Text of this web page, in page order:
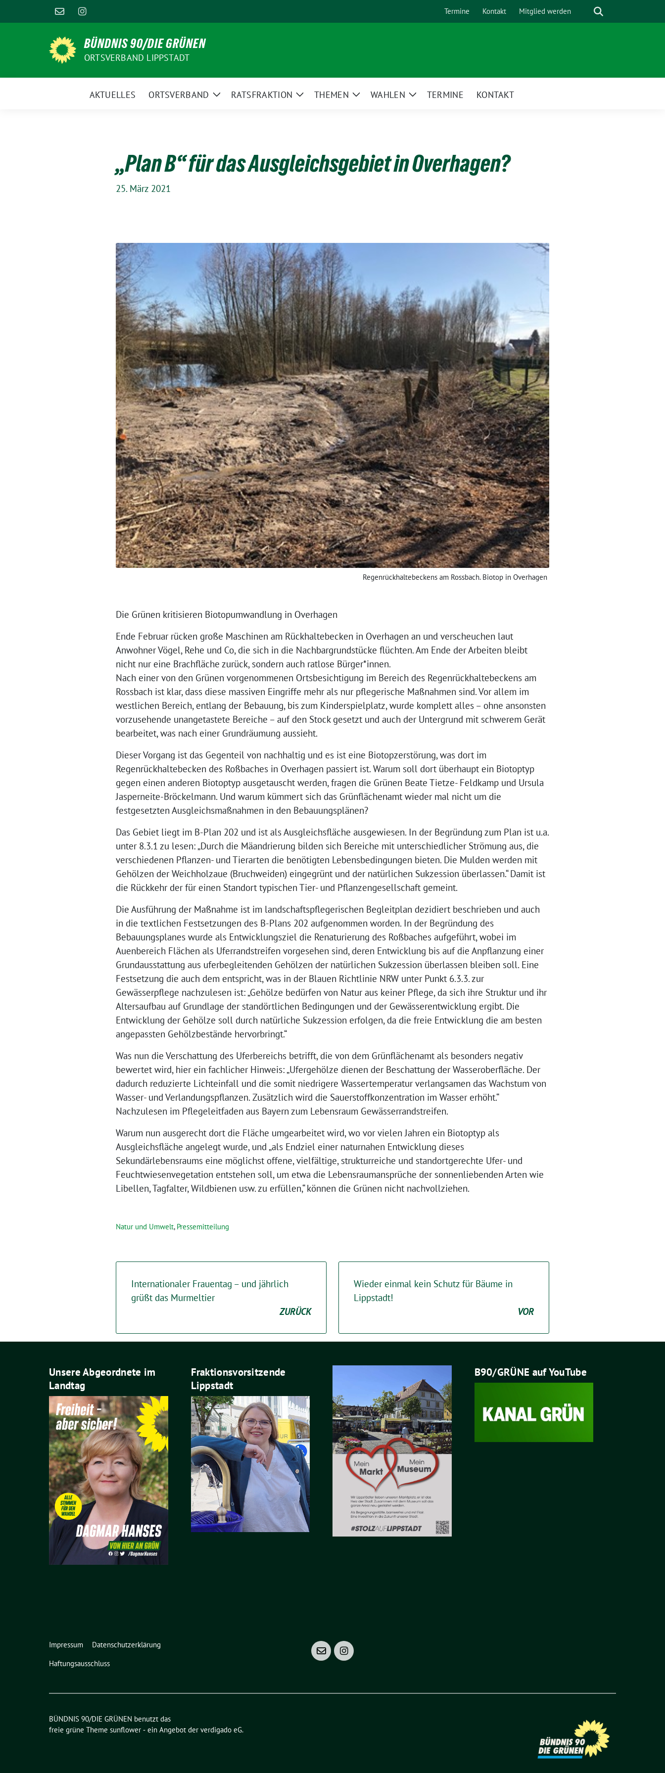
zum
Termine Kontakt Mitglied werden Suche
BÜNDNIS 90/DIE GRÜNEN
ORTSVERBAND LIPPSTADT
AKTUELLES ORTSVERBAND
ZeigeRATSFRAKTION
ZeigeTHEMEN
ZeigeWAHLEN
ZeigeTERMINE KONTAKT
„Plan B“ für das Ausgleichsgebiet in Overhagen?
25. März 2021
Regenrückhaltebeckens am Rossbach. Biotop in Overhagen
Die Grünen kritisieren Biotopumwandlung in Overhagen
Ende Februar rücken große Maschinen am Rückhaltebecken in Overhagen an und verscheuchen laut
Anwohner Vögel, Rehe und Co, die sich in die Nachbargrundstücke flüchten. Am Ende der Arbeiten bleibt
nicht nur eine Brachfläche zurück, sondern auch ratlose Bürger*innen.
Nach einer von den Grünen vorgenommenen Ortsbesichtigung im Bereich des Regenrückhaltebeckens am
Rossbach ist klar, dass diese massiven Eingriffe mehr als nur pflegerische Maßnahmen sind. Vor allem im
westlichen Bereich, entlang der Bebauung, bis zum Kinderspielplatz, wurde komplett alles – ohne ansonsten
vorzusehende unangetastete Bereiche – auf den Stock gesetzt und auch der Untergrund mit schwerem Gerät
bearbeitet, was nach einer Grundräumung aussieht.
Dieser Vorgang ist das Gegenteil von nachhaltig und es ist eine Biotopzerstörung, was dort im
Regenrückhaltebecken des Roßbaches in Overhagen passiert ist. Warum soll dort überhaupt ein Biotoptyp
gegen einen anderen Biotoptyp ausgetauscht werden, fragen die Grünen Beate Tietze- Feldkamp und Ursula
Jasperneite-Bröckelmann. Und warum kümmert sich das Grünflächenamt wieder mal nicht um die
festgesetzten Ausgleichsmaßnahmen in den Bebauungsplänen?
Das Gebiet liegt im B-Plan 202 und ist als Ausgleichsfläche ausgewiesen. In der Begründung zum Plan ist u.a.
unter 8.3.1 zu lesen: „Durch die Mäandrierung bilden sich Bereiche mit unterschiedlicher Strömung aus, die
verschiedenen Pflanzen- und Tierarten die benötigten Lebensbedingungen bieten. Die Mulden werden mit
Gehölzen der Weichholzaue (Bruchweiden) eingegrünt und der natürlichen Sukzession überlassen.“ Damit ist
die Rückkehr der für einen Standort typischen Tier- und Pflanzengesellschaft gemeint.
Die Ausführung der Maßnahme ist im landschaftspflegerischen Begleitplan dezidiert beschrieben und auch
in die textlichen Festsetzungen des B-Plans 202 aufgenommen worden. In der Begründung des
Bebauungsplanes wurde als Entwicklungsziel die Renaturierung des Roßbaches aufgeführt, wobei im
Auenbereich Flächen als Uferrandstreifen vorgesehen sind, deren Entwicklung bis auf die Anpflanzung einer
Grundausstattung aus uferbegleitenden Gehölzen der natürlichen Sukzession überlassen bleiben soll. Eine
Festsetzung die auch dem entspricht, was in der Blauen Richtlinie NRW unter Punkt 6.3.3. zur
Gewässerpflege nachzulesen ist: „Gehölze bedürfen von Natur aus keiner Pflege, da sich ihre Struktur und ihr
Altersaufbau auf Grundlage der standörtlichen Bedingungen und der Gewässerentwicklung ergibt. Die
Entwicklung der Gehölze soll durch natürliche Sukzession erfolgen, da die freie Entwicklung die am besten
angepassten Gehölzbestände hervorbringt.“
Was nun die Verschattung des Uferbereichs betrifft, die von dem Grünflächenamt als besonders negativ
bewertet wird, hier ein fachlicher Hinweis: „Ufergehölze dienen der Beschattung der Wasseroberfläche. Der
dadurch reduzierte Lichteinfall und die somit niedrigere Wassertemperatur verlangsamen das Wachstum von
Wasser- und Verlandungspflanzen. Zusätzlich wird die Sauerstoffkonzentration im Wasser erhöht.“
Nachzulesen im Pflegeleitfaden aus Bayern zum Lebensraum Gewässerrandstreifen.
Warum nun ausgerecht dort die Fläche umgearbeitet wird, wo vor vielen Jahren ein Biotoptyp als
Ausgleichsfläche angelegt wurde, und „als Endziel einer naturnahen Entwicklung dieses
Sekundärlebensraums eine möglichst offene, vielfältige, strukturreiche und standortgerechte Ufer- und
Feuchtwiesenvegetation entstehen soll, um etwa die Lebensraumansprüche der sonnenliebenden Arten wie
Libellen, Tagfalter, Wildbienen usw. zu erfüllen,“ können die Grünen nicht nachvollziehen.
Natur und Umwelt, Pressemitteilung
Internationaler Frauentag – und jährlich
grüßt das Murmeltier
ZURÜCK
Wieder einmal kein Schutz für Bäume in
Lippstadt!
VOR
Unsere Abgeordnete im
Landtag
Fraktionsvorsitzende
Lippstadt
B90/GRÜNE auf YouTube
Impressum
Datenschutzerklärung
Haftungsausschluss
BÜNDNIS 90/DIE GRÜNEN benutzt das
freie grüne Theme sunflower ‐ ein Angebot der verdigado eG.